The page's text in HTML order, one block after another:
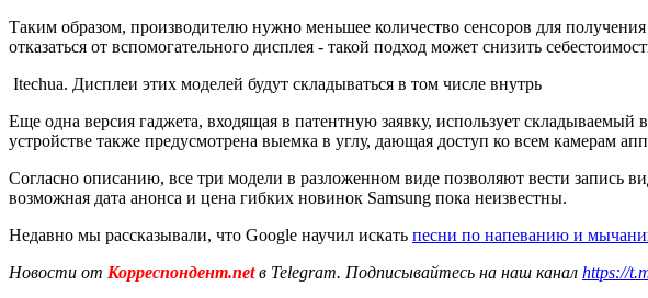
Таким образом, производителю нужно меньшее количество сенсоров для
отказаться от вспомогательного дисплея - такой подход может снизить
Itechua. Дисплеи этих моделей будут складываться в том числе внутрь
Еще одна версия гаджета, входящая в патентную заявку, использует
устройстве также предусмотрена выемка в углу, дающая доступ ко всем камерам
Согласно описанию, все три модели в разложенном виде позволяют вести запись
возможная дата анонса и цена гибких новинок Samsung пока неизвестны.
Недавно мы рассказывали, что Google научил искать песни по напеванию и
Новости от Корреспондент.netв Telegram. Подписывайтесь на наш канал https://